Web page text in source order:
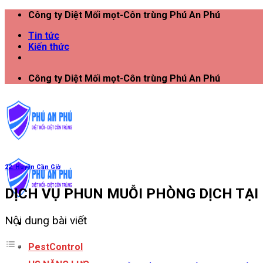
Công ty Diệt Mối mọt-Côn trùng Phú An Phú
Tin tức
Kiến thức
Công ty Diệt Mối mọt-Côn trùng Phú An Phú
PestControl
22. Huyện Cần Giờ
DỊCH VỤ PHUN MUỖI PHÒNG DỊCH
Nội dung bài viết